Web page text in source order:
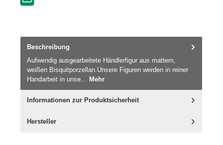
Beschreibung
Aufwendig ausgearbeitete Händlerfigur aus mattem,
weißen Bisquitporzellan.Unsere Figuren werden in reiner
Handarbeit in unse… Mehr
Informationen zur Produktsicherheit
Hersteller